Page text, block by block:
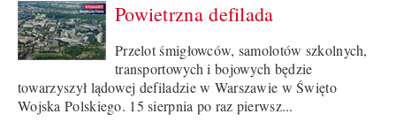
Powietrzna defilada
Przelot śmigłowców, samolotów szkolnych,
transportowych i bojowych będzie
towarzyszył lądowej defiladzie w Warszawie w Święto
Wojska Polskiego. 15 sierpnia po raz pierwsz...